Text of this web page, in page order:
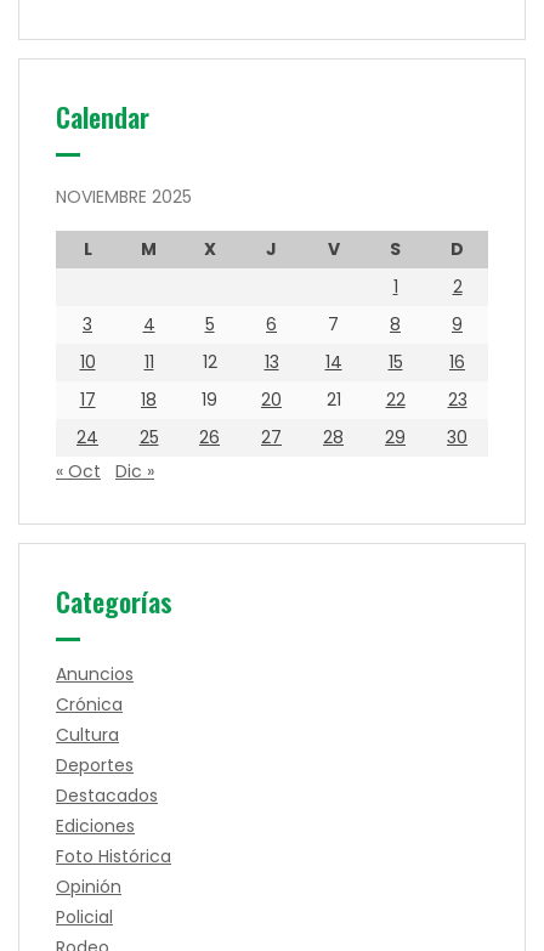
Calendar
NOVIEMBRE 2025
L M X J V S
D
1
2
3
4 5 6 7 8
9
10
11 12 13 14 15
16
17
18 19 20 21 22
23
24
25 26 27 28 29
30
« Oct
Dic »
Categorías
Anuncios
Crónica
Cultura
Deportes
Destacados
Ediciones
Foto Histórica
Opinión
Policial